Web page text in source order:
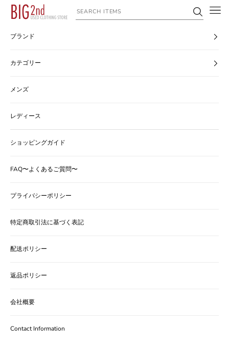
コンテンツへスキップ
ヴィンテージ古着のオンライン通販なら【公式】古着屋BIG2nd
ブランド
カテゴリー
メンズ
レディース
ショッピングガイド
FAQ〜よくあるご質問〜
プライバシーポリシー
特定商取引法に基づく表記
配送ポリシー
返品ポリシー
会社概要
Contact Information